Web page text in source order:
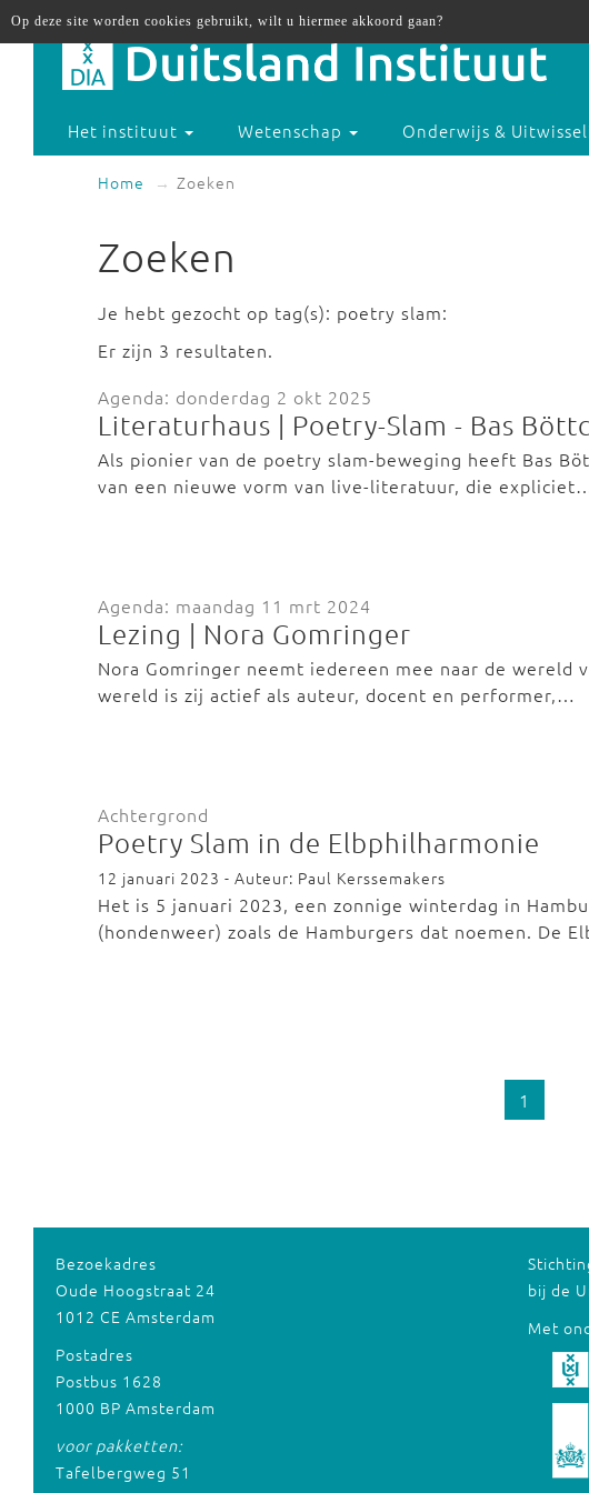
Het instituut Wetenschap Onderwijs &
Home Zoeken
Zoeken
Je hebt gezocht op tag(s): poetry slam:
Er zijn 3 resultaten.
Agenda: donderdag 2 okt 2025
Literaturhaus | Poetry-Slam - Bas
Als pionier van de poetry slam-beweging heeft Bas
van een nieuwe vorm van live-literatuur, die
Agenda: maandag 11 mrt 2024
Lezing | Nora Gomringer
Nora Gomringer neemt iedereen mee naar de wereld
wereld is zij actief als auteur, docent en performer,…
Achtergrond
Poetry Slam in de Elbphilharmonie
12 januari 2023 - Auteur: Paul Kerssemakers
Het is 5 januari 2023, een zonnige winterdag in
(hondenweer) zoals de Hamburgers dat noemen. De
1
Bezoekadres
Oude Hoogstraat 24
1012 CE Amsterdam
Postadres
Postbus 1628
1000 BP Amsterdam
voor pakketten:
Tafelbergweg 51
bij de
Met
Op deze site worden cookies gebruikt, wilt u hiermee akkoord gaan?